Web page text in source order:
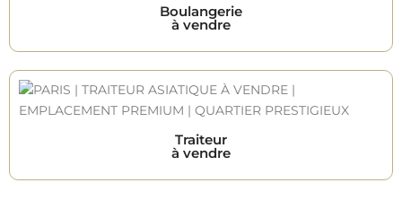
Boulangerie
à vendre
Traiteur
à vendre